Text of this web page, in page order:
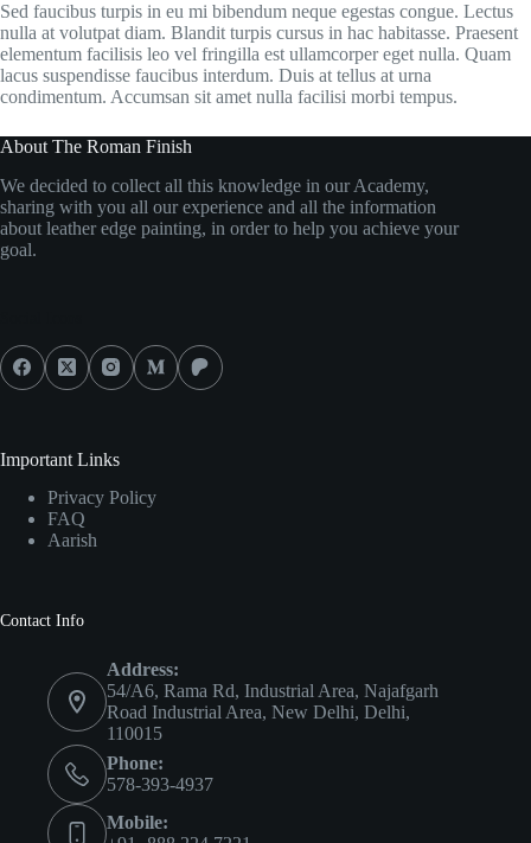
Sed faucibus turpis in eu mi bibendum neque egestas congue. Lectus
nulla at volutpat diam. Blandit turpis cursus in hac habitasse. Praesent
elementum facilisis leo vel fringilla est ullamcorper eget nulla. Quam
lacus suspendisse faucibus interdum. Duis at tellus at urna
condimentum. Accumsan sit amet nulla facilisi morbi tempus.
About The Roman Finish
We decided to collect all this knowledge in our Academy,
sharing with you all our experience and all the information
about leather edge painting, in order to help you achieve your
goal.
Important Links
Privacy Policy
FAQ
Aarish
Contact Info
Address:
54/A6, Rama Rd, Industrial Area, Najafgarh
Road Industrial Area, New Delhi, Delhi,
110015
Phone:
578-393-4937
Mobile: